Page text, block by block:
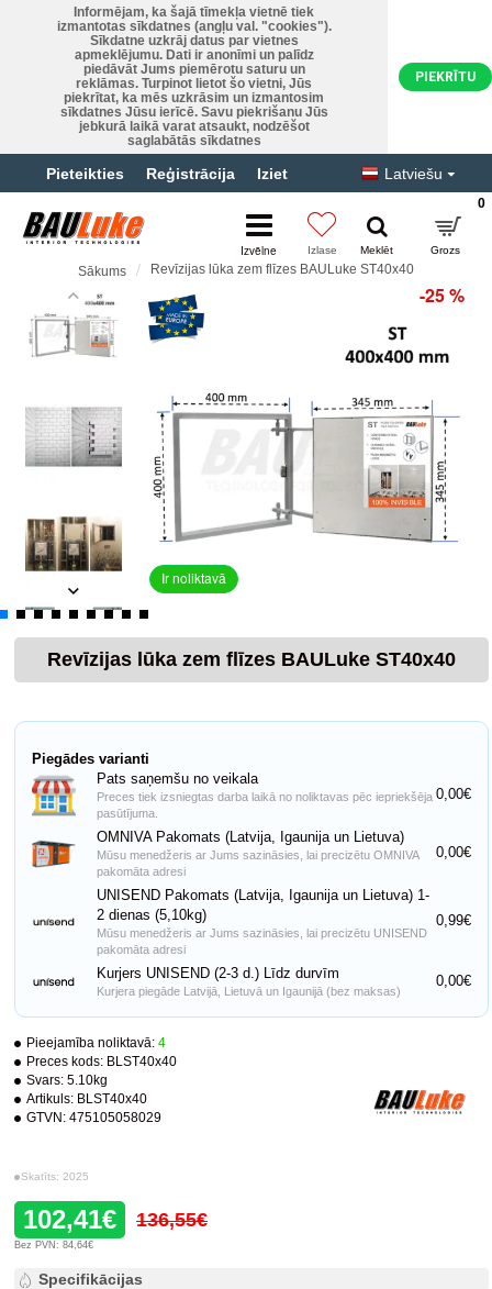
Informējam, ka šajā tīmekļa vietnē tiek
izmantotas sīkdatnes (angļu val. "cookies").
Sīkdatne uzkrāj datus par vietnes
apmeklējumu. Dati ir anonīmi un palīdz
piedāvāt Jums piemērotu saturu un
reklāmas. Turpinot lietot šo vietni, Jūs
piekrītat, ka mēs uzkrāsim un izmantosim
sīkdatnes Jūsu ierīcē. Savu piekrišanu Jūs
jebkurā laikā varat atsaukt, nodzēšot
saglabātās sīkdatnes
PIEKRĪTU
Pieteikties Reģistrācija Iziet Latviešu
0
Sākums Revīzijas lūka zem flīzes BAULuke ST40x40
Ir noliktavā
-25 %
Revīzijas lūka zem flīzes BAULuke ST40x40
Pieejamība noliktavā: 4
Preces kods: BLST40x40
Svars: 5.10kg
Artikuls: BLST40x40
GTVN: 475105058029
Skatīts: 2025
102,41€ 136,55€
Bez PVN: 84,64€
Piegādes varianti
Pats saņemšu no veikala
Preces tiek izsniegtas darba laikā no noliktavas pēc iepriekšēja
pasūtījuma.
0,00€
OMNIVA Pakomats (Latvija, Igaunija un Lietuva)
Mūsu menedžeris ar Jums sazināsies, lai precizētu OMNIVA
pakomāta adresi
0,00€
UNISEND Pakomats (Latvija, Igaunija un Lietuva) 1-
2 dienas (5,10kg)
Mūsu menedžeris ar Jums sazināsies, lai precizētu UNISEND
pakomāta adresi
0,99€
Kurjers UNISEND (2-3 d.) Līdz durvīm
Kurjera piegāde Latvijā, Lietuvā un Igaunijā (bez maksas)
0,00€
Specifikācijas